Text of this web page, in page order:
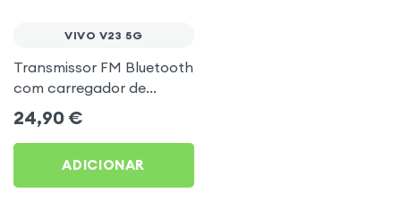
VIVO V23 5G
Transmissor FM Bluetooth
com carregador de
isqueiro USB / USB-C, C2 -
Preto para Vivo V23 5G
24,90 €
ADICIONAR